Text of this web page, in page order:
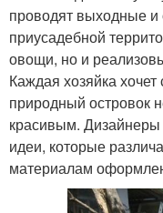
проводят выходные и
приусадебной
овощи, но и
Каждая хозяйка
природный островок
красивым.
идеи, которые
материалам